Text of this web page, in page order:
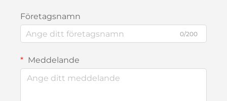
Företagsnamn
0/200
Meddelande